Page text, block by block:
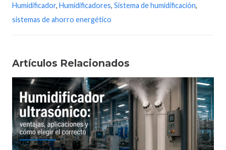
Humidificador, Humidificadores, Sistema de humidificación,
sistemas de ahorro energético
Artículos Relacionados